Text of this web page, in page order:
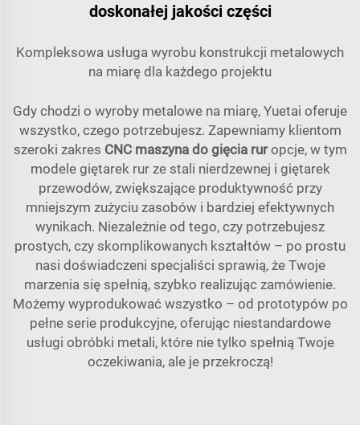
doskonałej jakości części
Kompleksowa usługa wyrobu konstrukcji metalowych
na miarę dla każdego projektu
Gdy chodzi o wyroby metalowe na miarę, Yuetai oferuje
wszystko, czego potrzebujesz. Zapewniamy klientom
szeroki zakres CNC maszyna do gięcia ruropcje, w tym
modele giętarek rur ze stali nierdzewnej i giętarek
przewodów, zwiększające produktywność przy
mniejszym zużyciu zasobów i bardziej efektywnych
wynikach. Niezależnie od tego, czy potrzebujesz
prostych, czy skomplikowanych kształtów – po prostu
nasi doświadczeni specjaliści sprawią, że Twoje
marzenia się spełnią, szybko realizując zamówienie.
Możemy wyprodukować wszystko – od prototypów po
pełne serie produkcyjne, oferując niestandardowe
usługi obróbki metali, które nie tylko spełnią Twoje
oczekiwania, ale je przekroczą!